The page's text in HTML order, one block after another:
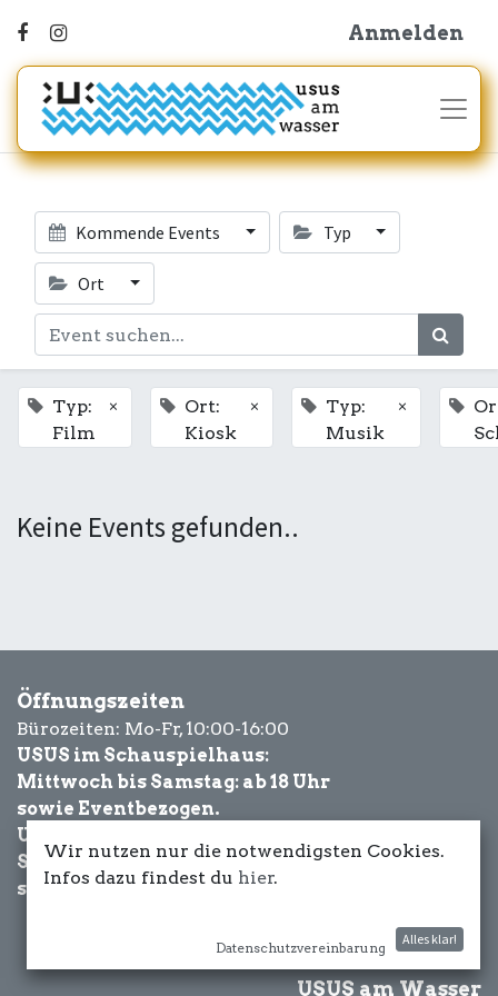
Anmelden
Kommende Events Typ
Ort
Typ:
Film
×
Ort:
Kiosk
×
Typ:
Musik
×
Keine Events gefunden..
Öffnungszeiten
Bürozeiten: Mo-Fr, 10:00-16:00
USUS im Schauspielhaus:
Mittwoch bis Samstag: ab 18 Uhr
sowie Eventbezogen.
USUS am Wasser:
Schönwetter-
sowie Eventbezogen.
USUS am Wasser
Wir nutzen nur die notwendigsten Cookies.
Infos dazu findest du hier.
Datenschutzvereinbarung
Alles klar!